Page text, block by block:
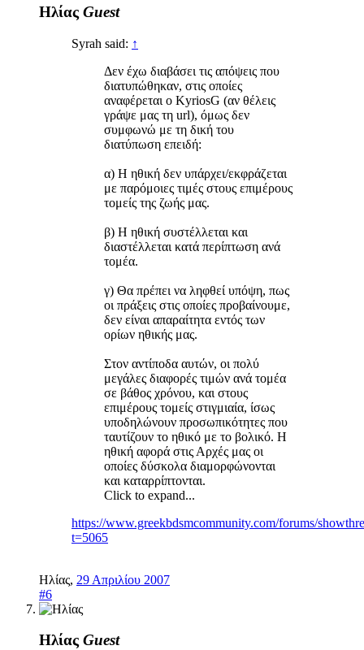
Ηλίας Guest
Syrah said: ↑
Δεν έχω διαβάσει τις απόψεις που
διατυπώθηκαν, στις οποίες
αναφέρεται ο KyriosG (αν θέλεις
γράψε μας τη url), όμως δεν
συμφωνώ με τη δική του
διατύπωση επειδή:
α) Η ηθική δεν υπάρχει/εκφράζεται
με παρόμοιες τιμές στους επιμέρους
τομείς της ζωής μας.
β) Η ηθική συστέλλεται και
διαστέλλεται κατά περίπτωση ανά
τομέα.
γ) Θα πρέπει να ληφθεί υπόψη, πως
οι πράξεις στις οποίες προβαίνουμε,
δεν είναι απαραίτητα εντός των
ορίων ηθικής μας.
Στον αντίποδα αυτών, οι πολύ
μεγάλες διαφορές τιμών ανά τομέα
σε βάθος χρόνου, και στους
επιμέρους τομείς στιγμιαία, ίσως
υποδηλώνουν προσωπικότητες που
ταυτίζουν το ηθικό με το βολικό. Η
ηθική αφορά στις Αρχές μας οι
οποίες δύσκολα διαμορφώνονται
και καταρρίπτονται.
Click to expand...
https://www.greekbdsmcommunity.com/forums/
t=5065
Ηλίας, 29 Απριλίου 2007
#6
Ηλίας Guest